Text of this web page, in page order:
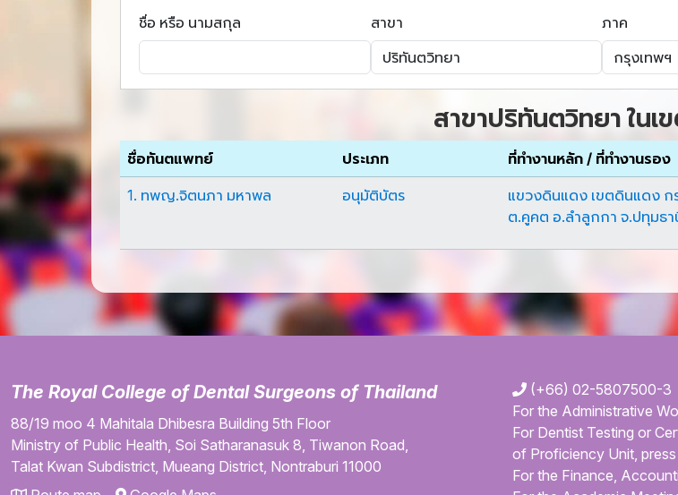
ชื่อ หรือ นามสกุล สาขา ภาค
สาขาปริทันตวิทยา ในเ
ชื่อทันตแพทย์ ประเภท ที่ทำงานหลัก / ที่ทำงานรอง
1. ทพญ.จิตนภา มหาพล อนุมัติบัตร
แขวงดินแดง เขตดินแดง ก
ต.คูคต อ.ลำลูกกา จ.ปทุมธา
The Royal College of Dental Surgeons of Thailand
88/19 moo 4 Mahitala Dhibesra Building 5th Floor
Ministry of Public Health, Soi Satharanasuk 8, Tiwanon Road,
Talat Kwan Subdistrict, Mueang District, Nontraburi 11000
(+66) 02-5807500-3
For the Administrative
For Dentist Testing or
of Proficiency Unit, press
For the Finance,